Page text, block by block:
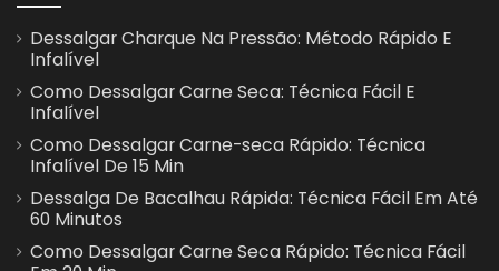
Dessalgar Charque Na Pressão: Método Rápido E
Infalível
Como Dessalgar Carne Seca: Técnica Fácil E
Infalível
Como Dessalgar Carne-seca Rápido: Técnica
Infalível De 15 Min
Dessalga De Bacalhau Rápida: Técnica Fácil Em Até
60 Minutos
Como Dessalgar Carne Seca Rápido: Técnica Fácil